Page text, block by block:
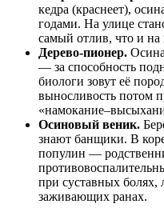
кедра (краснеет),
годами. На улице
самый отлив, что и на
Дерево-пионер.
— за способность
биологи зовут её
выносливость потом
Осиновый веник.
знают банщики. В
популин —
при суставных болях,
заживающих ранах.